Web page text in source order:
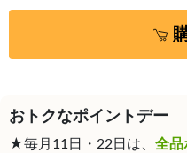
おトクなポイントデー
★毎月11日・22日は、 全品